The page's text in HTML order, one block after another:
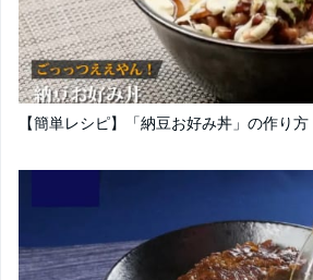
【簡単レシピ】「納豆お好み丼」の作り方